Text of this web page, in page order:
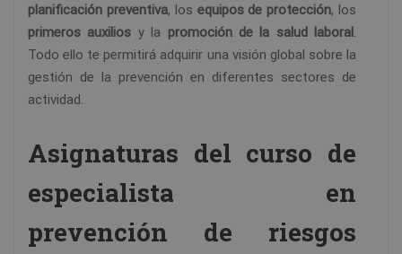
planificación preventiva, los equipos de protección, los
primeros auxilios y la promoción de la salud laboral.
Todo ello te permitirá adquirir una visión global sobre la
gestión de la prevención en diferentes sectores de
actividad.
Asignaturas del curso de
especialista en
prevención de riesgos